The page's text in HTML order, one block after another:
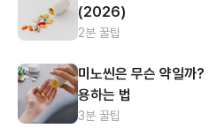
(2026)
2분 꿀팁
미노씬은 무슨 약일까
용하는 법
3분 꿀팁